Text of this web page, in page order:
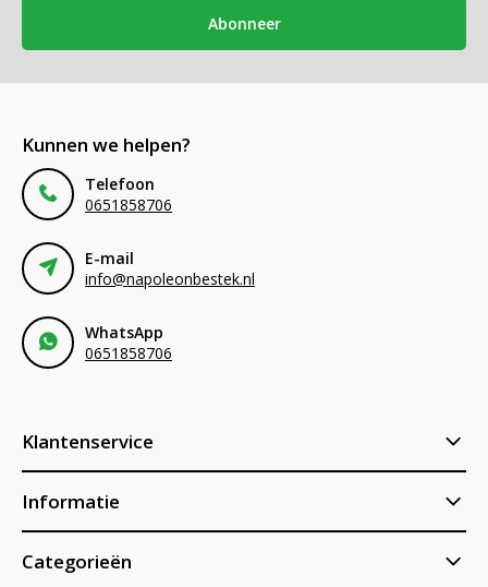
Abonneer
Kunnen we helpen?
Telefoon
0651858706
E-mail
info@napoleonbestek.nl
WhatsApp
0651858706
Klantenservice
Informatie
Categorieën